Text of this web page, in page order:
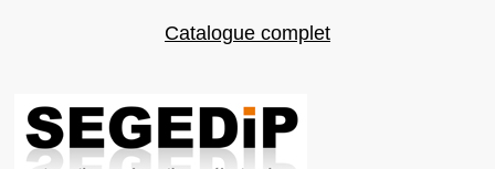
Catalogue complet